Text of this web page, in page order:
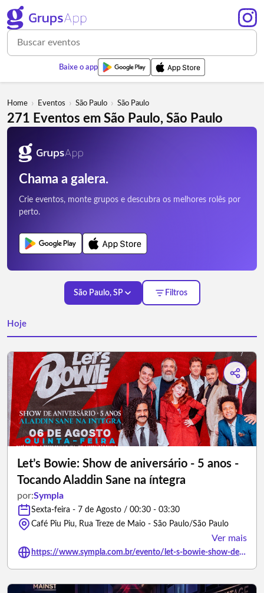
Baixe o app
Home › Eventos › São Paulo › São Paulo
271 Eventos em São Paulo, São Paulo
Chama a galera.
Crie eventos, monte grupos e descubra os melhores rolês por
perto.
São Paulo, SP Filtros
Hoje
Let’s Bowie: Show de aniversário - 5 anos -
Tocando Aladdin Sane na íntegra
por:Sympla
Sexta-feira - 7 de Agosto / 00:30 - 03:30
Café Piu Piu, Rua Treze de Maio - São Paulo/São Paulo
Ver mais
https://www.sympla.com.br/evento/let-s-bowie-show-de-aniversario-5-anos-tocando-aladdin-sane-na-integra/3478985